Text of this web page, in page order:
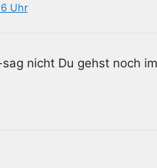
Uhr
nicht Du gehst noch